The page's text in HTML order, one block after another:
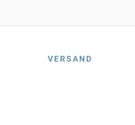
VERSAND